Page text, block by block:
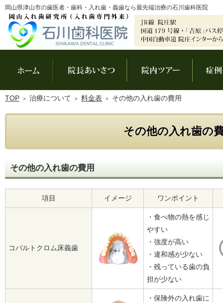
その他の入れ歯の
岡山県津山市の歯医者・歯科・入れ歯・義歯なら最先端治療の石川歯科医院
その他の入れ歯の費用
項目 イメージ ワンポイント
コバルトクロム床義歯
・食べ物の熱を感じ
やすい
・強度が高い
・違和感が少ない
・残っている歯の負
担が少ない
・保険外の入れ歯に
TOP 治療について 料金表 その他の入れ歯の費用